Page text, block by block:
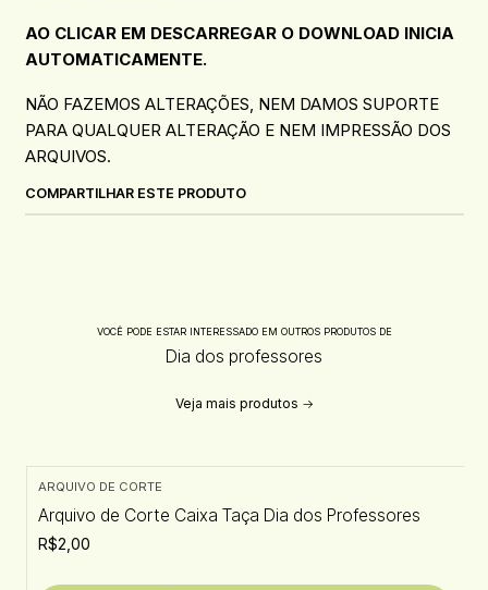
AO CLICAR EM DESCARREGAR O DOWNLOAD INICIA
AUTOMATICAMENTE.
NÃO FAZEMOS ALTERAÇÕES, NEM DAMOS SUPORTE
PARA QUALQUER ALTERAÇÃO E NEM IMPRESSÃO DOS
ARQUIVOS.
COMPARTILHAR ESTE PRODUTO
VOCÊ PODE ESTAR INTERESSADO EM OUTROS PRODUTOS DE
Dia dos professores
Veja mais produtos
ARQUIVO DE CORTE
Arquivo de Corte Caixa Taça Dia dos Professores
R$2,00